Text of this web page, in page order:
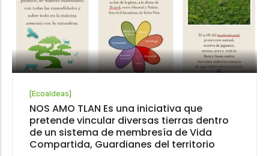
[Ecoaldeas]
NOS AMO TLAN Es una iniciativa que
pretende vincular diversas tierras dentro
de un sistema de membresía de Vida
Compartida, Guardianes del territorio